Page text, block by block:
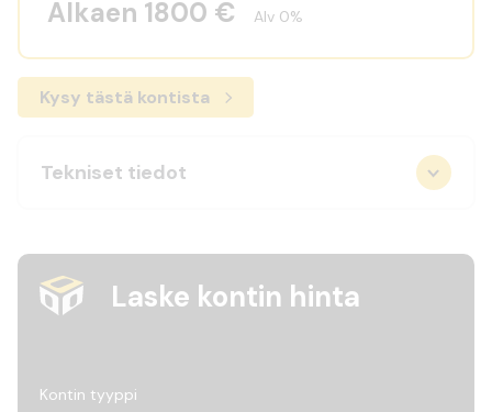
Alkaen 1800 € Alv 0%
Kysy tästä kontista
Tekniset tiedot
Laske kontin hinta
Kontin tyyppi